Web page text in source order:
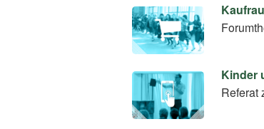
Kinder
Referat